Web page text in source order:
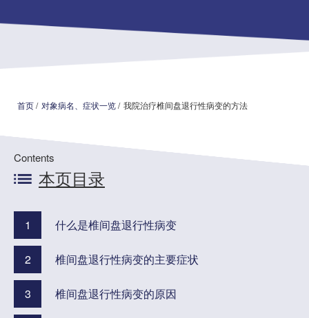
就诊指南
媒体报道
治疗病例介绍 信息专栏
首页/ 对象病名、症状一览/ 我院治疗椎间盘退行性病变的方法
Contents
本页目录
1 什么是椎间盘退行性病变
2 椎间盘退行性病变的主要症状
3 椎间盘退行性病变的原因